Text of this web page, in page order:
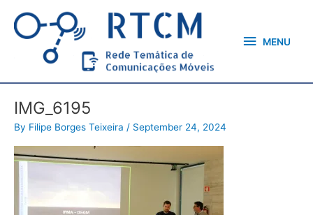
content
MENU
IMG_6195
By Filipe Borges Teixeira / September 24, 2024